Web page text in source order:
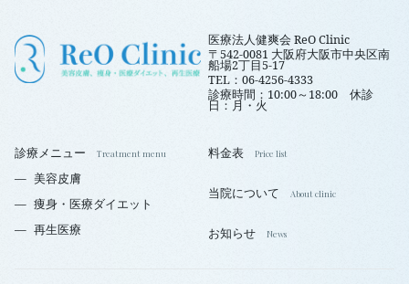
医療法人健爽会 ReO Clinic
〒542-0081 大阪府大阪市中央区南
船場2丁目5-17
TEL：06-4256-4333
診療時間：10:00～18:00 休診
日：月・火
診療メニュー
美容皮膚
痩身・医療ダイエット
再生医療
料金表
当院について
お知らせ